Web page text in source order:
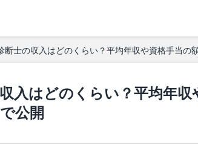
断士の収入はどのくらい？平均年収や資格手当の
入はどのくらい？平均年収
公開